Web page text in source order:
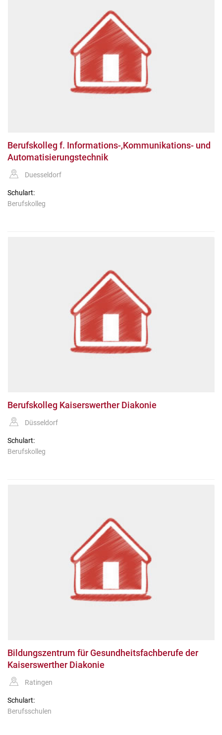
Berufskolleg f. Informations-,Kommunikations- und
Automatisierungstechnik
Duesseldorf
Schulart:
Berufskolleg
Berufskolleg Kaiserswerther Diakonie
Düsseldorf
Schulart:
Berufskolleg
Bildungszentrum für Gesundheitsfachberufe der
Kaiserswerther Diakonie
Ratingen
Schulart:
Berufsschulen